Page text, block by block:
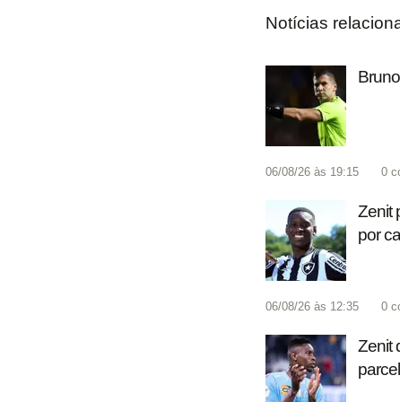
Notícias
06/08/26 às 19:15 0
Zenit
por
06/08/26 às 12:35 0
Zenit